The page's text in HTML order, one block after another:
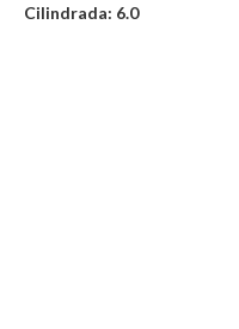
Cilindrada: 6.0